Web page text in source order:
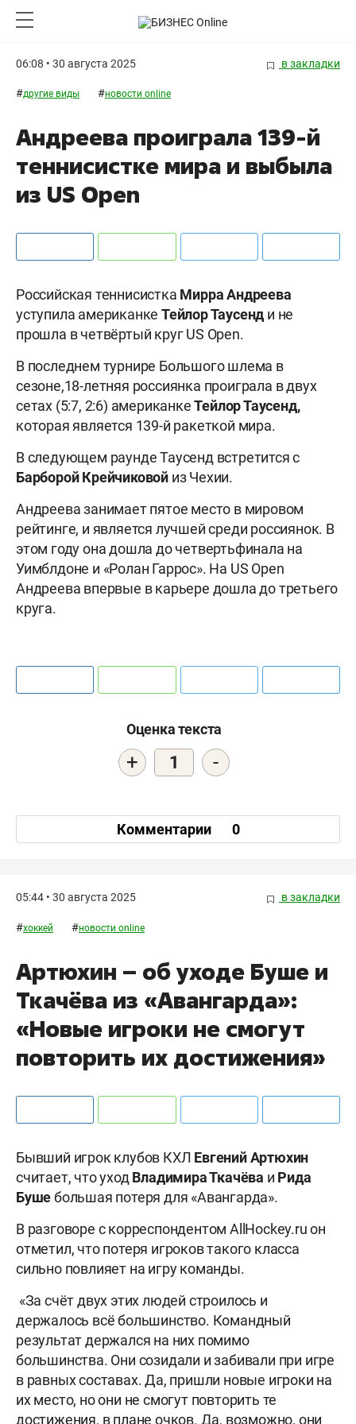
06:08 • 30 августа 2025 в закладки
#другие виды #новости online
Андреева проиграла 139-й
теннисистке мира и выбыла
из US Open
Российская теннисистка Мирра Андреева
уступила американкеТейлор Таусенд и не
прошла в четвёртый круг US Open.
В последнем турнире Большого шлема в
сезоне,18-летняя россиянка проиграла в двух
сетах (5:7, 2:6) американкеТейлор Таусенд,
которая является 139-й ракеткой мира.
В следующем раунде Таусенд встретится с
Барборой Крейчиковой из Чехии.
Андреева занимает пятое место в мировом
рейтинге, и является лучшей среди россиянок. В
этом году она дошла до четвертьфинала на
Уимблдоне и «Ролан Гаррос». На US Open
Андреева впервые в карьере дошла до третьего
круга.
Оценка текста
+ 1 -
Комментарии 0
05:44 • 30 августа 2025 в закладки
#хоккей #новости online
Артюхин – об уходе Буше и
Ткачёва из «Авангарда»:
«Новые игроки не смогут
повторить их достижения»
Бывший игрок клубов КХЛ Евгений Артюхин
считает, что уход Владимира Ткачёва и Рида
Бушебольшая потеря для «Авангарда».
В разговоре c корреспондентом AllHockey.ru он
отметил, что потеря игроков такого класса
сильно повлияет на игру команды.
«За счёт двух этих людей строилось и
держалось всё большинство. Командный
результат держался на них помимо
большинства. Они созидали и забивали при игре
в равных составах. Да, пришли новые игроки на
их место, но они не смогут повторить те
достижения, в плане очков. Да, возможно, они